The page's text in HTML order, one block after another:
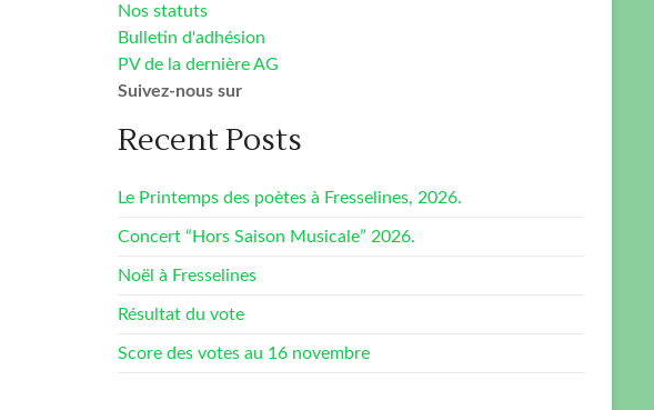
Nos statuts
Bulletin d'adhésion
PV de la dernière AG
Suivez-nous sur
Recent Posts
Le Printemps des poètes à Fresselines, 2026.
Concert “Hors Saison Musicale” 2026.
Noël à Fresselines
Résultat du vote
Score des votes au 16 novembre